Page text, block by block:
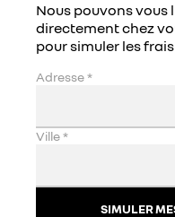
Nous pouvons vous
directement chez
pour simuler les
Adresse*
Ville*
SIMULER